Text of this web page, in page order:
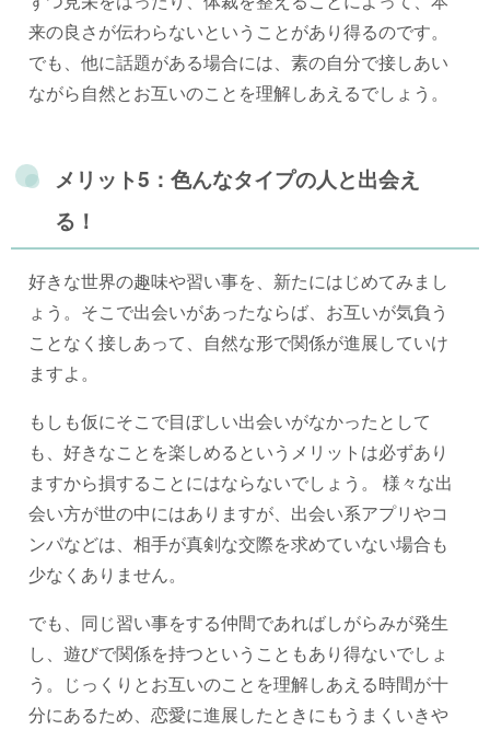
来の良さが伝わらないということがあり得るのです。
でも、他に話題がある場合には、素の自分で接しあい
ながら自然とお互いのことを理解しあえるでしょう。
メリット5：色んなタイプの人と出会え
る！
好きな世界の趣味や習い事を、新たにはじめてみまし
ょう。そこで出会いがあったならば、お互いが気負う
ことなく接しあって、自然な形で関係が進展していけ
ますよ。
もしも仮にそこで目ぼしい出会いがなかったとして
も、好きなことを楽しめるというメリットは必ずあり
ますから損することにはならないでしょう。 様々な出
会い方が世の中にはありますが、出会い系アプリやコ
ンパなどは、相手が真剣な交際を求めていない場合も
少なくありません。
でも、同じ習い事をする仲間であればしがらみが発生
し、遊びで関係を持つということもあり得ないでしょ
う。じっくりとお互いのことを理解しあえる時間が十
分にあるため、恋愛に進展したときにもうまくいきや